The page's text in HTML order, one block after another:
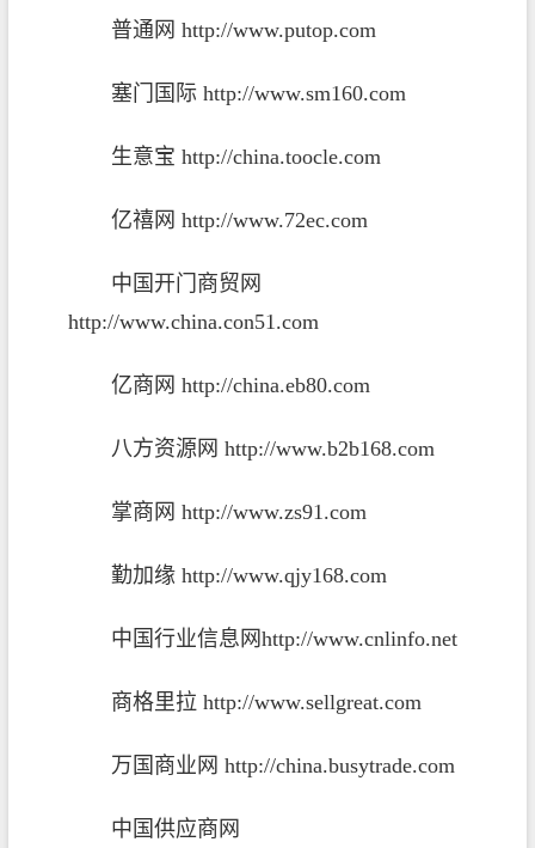
普通网 http://www.putop.com
塞门国际 http://www.sm160.com
生意宝 http://china.toocle.com
亿禧网 http://www.72ec.com
中国开门商贸网
http://www.china.con51.com
亿商网 http://china.eb80.com
八方资源网 http://www.b2b168.com
掌商网 http://www.zs91.com
勤加缘 http://www.qjy168.com
中国行业信息网http://www.cnlinfo.net
商格里拉 http://www.sellgreat.com
万国商业网 http://china.busytrade.com
中国供应商网